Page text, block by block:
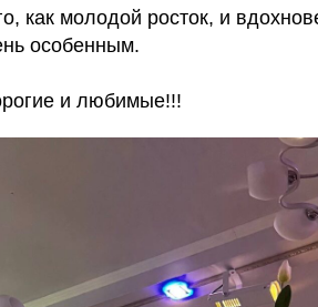
как молодой росток, и
особенным.
и любимые!!!